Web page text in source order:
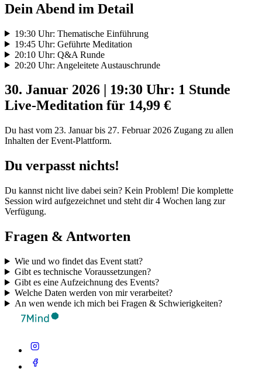
Dein Abend im Detail
19:30 Uhr: Thematische Einführung
19:45 Uhr: Geführte Meditation
20:10 Uhr: Q&A Runde
20:20 Uhr: Angeleitete Austauschrunde
30. Januar 2026 | 19:30 Uhr: 1 Stunde
Live-Meditation für 14,99 €
Du hast vom 23. Januar bis 27. Februar 2026 Zugang zu allen
Inhalten der Event-Plattform.
Du verpasst nichts!
Du kannst nicht live dabei sein? Kein Problem! Die komplette
Session wird aufgezeichnet und steht dir 4 Wochen lang zur
Verfügung.
Fragen & Antworten
Wie und wo findet das Event statt?
Gibt es technische Voraussetzungen?
Gibt es eine Aufzeichnung des Events?
Welche Daten werden von mir verarbeitet?
An wen wende ich mich bei Fragen & Schwierigkeiten?